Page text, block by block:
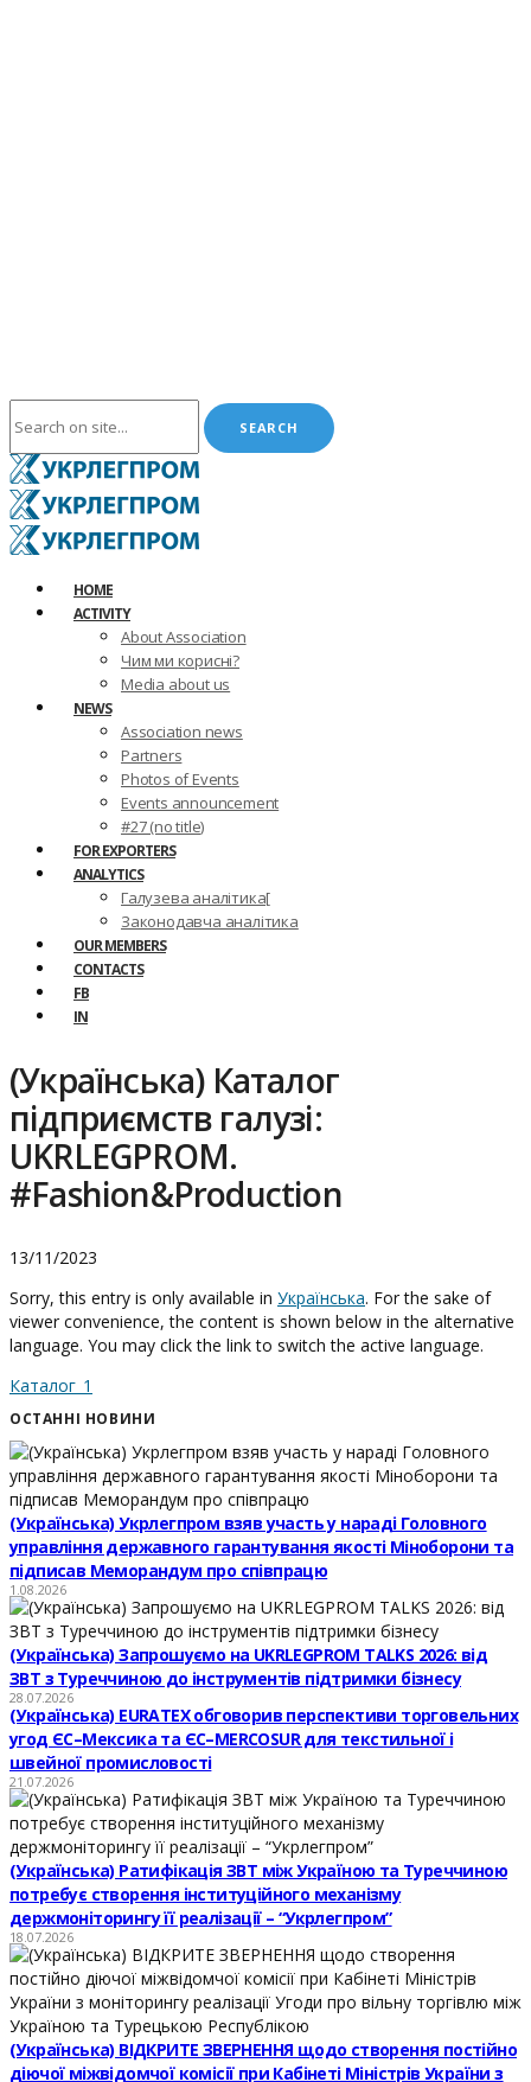
HOME
ACTIVITY
About Association
Чим ми корисні?
Media about us
NEWS
Association news
Partners
Photos of Events
Events announcement
#27 (no title)
FOR EXPORTERS
ANALYTICS
Галузева аналітика[
Законодавча аналітика
OUR MEMBERS
CONTACTS
FB
IN
(Українська) Каталог
підприємств галузі:
UKRLEGPROM.
#Fashion&Production
13/11/2023
Sorry, this entry is only available in Українська. For the sake of
viewer convenience, the content is shown below in the alternative
language. You may click the link to switch the active language.
Каталог_1
ОСТАННІ НОВИНИ
(Українська) Укрлегпром взяв участь у нараді Головного
управління державного гарантування якості Міноборони та
підписав Меморандум про співпрацю
1.08.2026
(Українська) Запрошуємо на UKRLEGPROM TALKS 2026: від
ЗВТ з Туреччиною до інструментів підтримки бізнесу
28.07.2026
(Українська) EURATEX обговорив перспективи торговельних
угод ЄС–Мексика та ЄС–MERCOSUR для текстильної і
швейної промисловості
21.07.2026
(Українська) Ратифікація ЗВТ між Україною та Туреччиною
потребує створення інституційного механізму
держмоніторингу її реалізації – “Укрлегпром”
18.07.2026
(Українська) ВІДКРИТЕ ЗВЕРНЕННЯ щодо створення постійно
діючої міжвідомчої комісії при Кабінеті Міністрів України з